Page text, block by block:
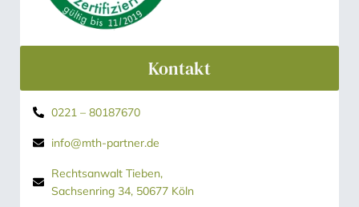
Kontakt
0221 – 80187670
info@mth-partner.de
Rechtsanwalt Tieben,
Sachsenring 34, 50677 Köln